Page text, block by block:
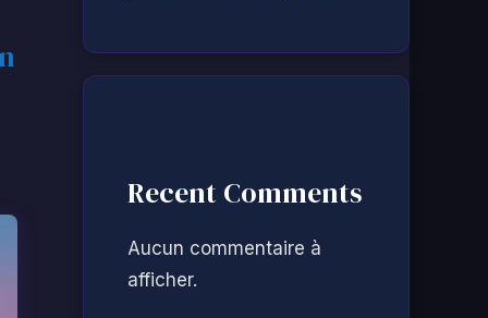
Recent Comments
Aucun commentaire à
afficher.